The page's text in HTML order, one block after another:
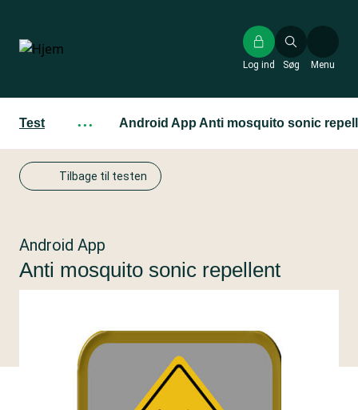
hovedindhold
Søg
Log ind Menu
Test ··· Android App Anti mosquito sonic
Tilbage til testen
Android App
Anti mosquito sonic repellent